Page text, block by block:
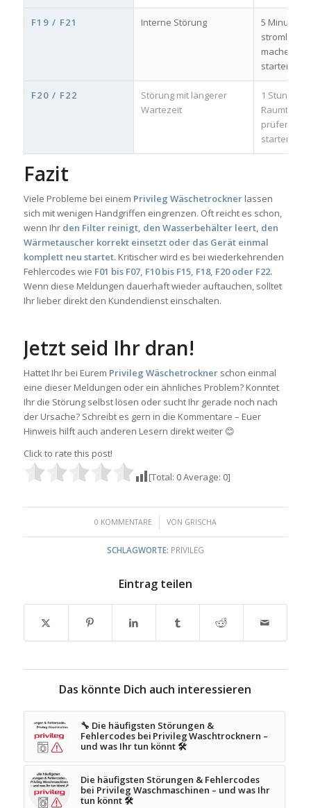
F19 / F21 Interne Störung
5 Minuten
stromlos
machen,
starten
F20 / F22
Störung mit längerer
Wartezeit
1 Stunde
prüfen, neu
starten
Fazit
Viele Probleme bei einem Privileg Wäschetrocknerlassen
sich mit wenigen Handgriffen eingrenzen. Oft reicht es schon,
wenn Ihr den Filter reinigt, den Wasserbehälter leert, den
Wärmetauscher korrekt einsetzt oder das Gerät einmal
komplett neu startet. Kritischer wird es bei wiederkehrenden
Fehlercodes wie F01 bis F07, F10 bis F15, F18, F20 oder F22.
Wenn diese Meldungen dauerhaft wieder auftauchen, solltet
Ihr lieber direkt den Kundendienst einschalten.
Jetzt seid Ihr dran!
Hattet Ihr bei Eurem Privileg Wäschetrocknerschon einmal
eine dieser Meldungen oder ein ähnliches Problem? Konntet
Ihr die Störung selbst lösen oder sucht Ihr gerade noch nach
der Ursache? Schreibt es gern in die Kommentare – Euer
Hinweis hilft auch anderen Lesern direkt weiter 😊
Click to rate this post!
[Total: 0Average: 0]
0 KOMMENTARE
/ VON GRISCHA
SCHLAGWORTE: PRIVILEG
Eintrag teilen
Das könnte Dich auch interessieren
🔧 Die häufigsten Störungen &
Fehlercodes bei Privileg Waschtrocknern –
und was Ihr tun könnt 🛠️
Die häufigsten Störungen & Fehlercodes
bei Privileg Waschmaschinen – und was Ihr
tun könnt 🛠️